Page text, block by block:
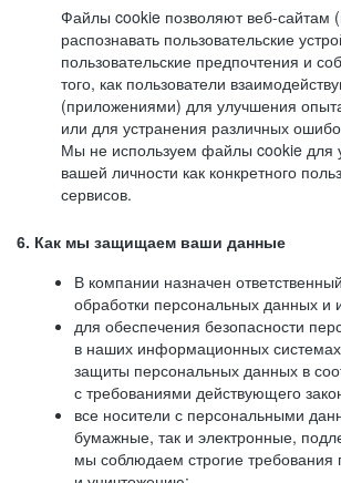
Файлы cookie позволяют веб-сайтам
распознавать пользовательские
пользовательские предпочтения и
того, как пользователи
(приложениями) для улучшения
или для устранения различных
Мы не используем файлы cookie для
вашей личности как конкретного
сервисов.
6. Как мы защищаем ваши данные
В компании назначен
обработки персональных данных и
для обеспечения безопасности
в наших информационных
защиты персональных данных в
с требованиями действующего
все носители с персональными
бумажные, так и электронные,
мы соблюдаем строгие требования